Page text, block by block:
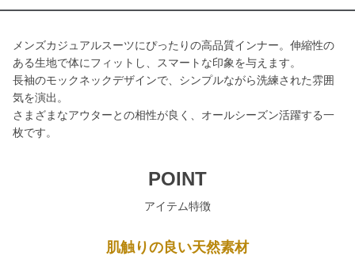
メンズカジュアルスーツにぴったりの高品質インナー。伸縮性の
ある生地で体にフィットし、スマートな印象を与えます。
長袖のモックネックデザインで、シンプルながら洗練された雰囲
気を演出。
さまざまなアウターとの相性が良く、オールシーズン活躍する一
枚です。
POINT
アイテム特徴
肌触りの良い天然素材